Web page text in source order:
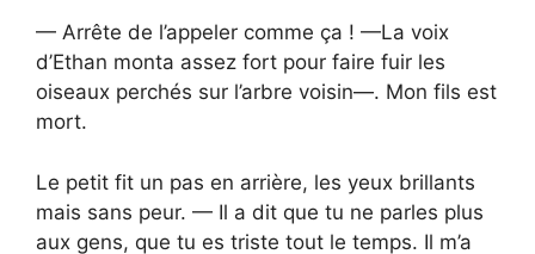
— Arrête de l’appeler comme ça ! —La voix
d’Ethan monta assez fort pour faire fuir les
oiseaux perchés sur l’arbre voisin—. Mon fils est
mort.
Le petit fit un pas en arrière, les yeux brillants
mais sans peur. — Il a dit que tu ne parles plus
aux gens, que tu es triste tout le temps. Il m’a